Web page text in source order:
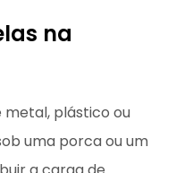
na
metal, plástico ou
uma porca ou um